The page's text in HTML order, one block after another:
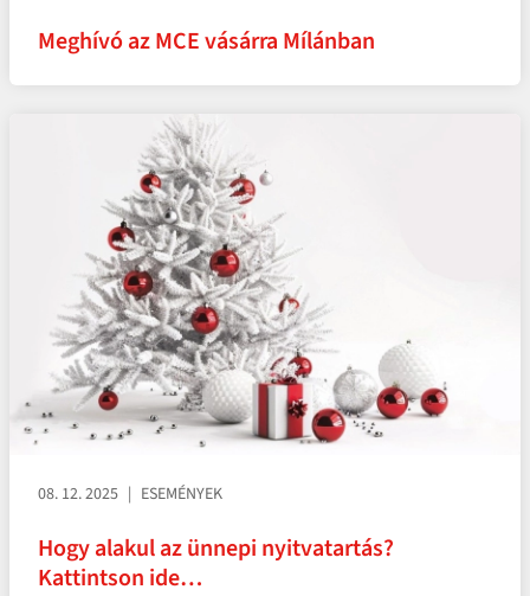
Meghívó az MCE vásárra Mílánban
08. 12. 2025 ESEMÉNYEK
Hogy alakul az ünnepi nyitvatartás?
Kattintson ide…